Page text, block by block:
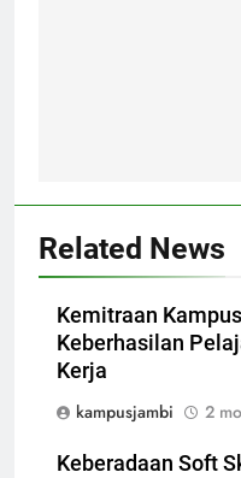
Related News
Kemitraan
Keberhasilan
Kerja
kampusjambi
2
Keberadaan Soft